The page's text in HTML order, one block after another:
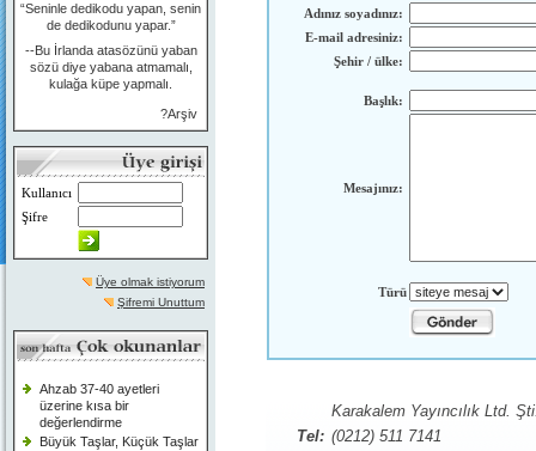
“Seninle dedikodu yapan, senin
de dedikodunu yapar.”
--Bu İrlanda atasözünü yaban
sözü diye yabana atmamalı,
kulağa küpe yapmalı.
?Arşiv
Kullanıcı
Şifre
Üye olmak istiyorum
Şifremi Unuttum
Ahzab 37-40 ayetleri
üzerine kısa bir
değerlendirme
Büyük Taşlar, Küçük Taşlar
Adınız soyadınız:
E-mail adresiniz:
Şehir / ülke:
Başlık:
Mesajınız:
Türü
Karakalem Yayıncılık Ltd.
Tel: (0212) 511 7141